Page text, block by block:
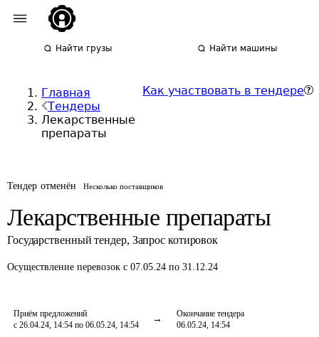
Найти грузы Найти машины
Главная
Тендеры
Лекарственные
препараты
Как участвовать в тендере
Тендер отменён Несколько поставщиков
Лекарственные препараты
Государственный тендер, Запрос котировок
Осуществление перевозок с 07.05.24 по 31.12.24
Приём предложений
с 26.04.24, 14:54 по 06.05.24, 14:54
Окончание тендера
06.05.24, 14:54